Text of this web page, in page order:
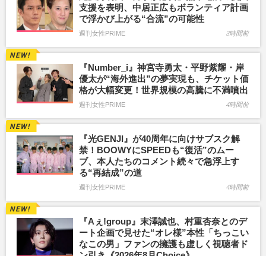
支援を表明、中居正広もボランティア計画
で浮かび上がる“合流”の可能性
週刊女性PRIME 3時間前
『Number_i』神宮寺勇太・平野紫耀・岸
優太が“海外進出”の夢実現も、チケット価
格が大幅変更！世界規模の高騰に不満噴出
週刊女性PRIME 4時間前
『光GENJI』が40周年に向けサブスク解
禁！BOOWYにSPEEDも“復活”のムー
ブ、本人たちのコメント続々で急浮上す
る“再結成”の道
週刊女性PRIME 4時間前
『Aぇ!group』末澤誠也、村重杏奈とのデ
ート企画で見せた“オレ様”本性「ちっこい
なこの男」ファンの擁護も虚しく視聴者ド